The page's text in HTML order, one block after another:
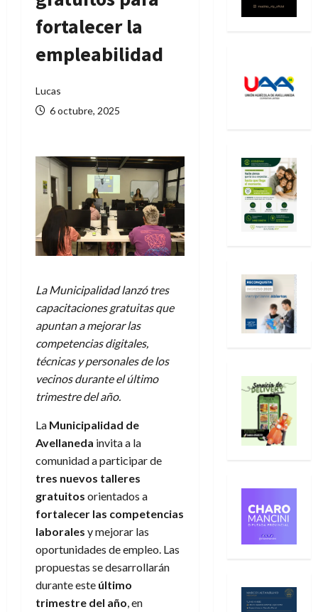
fortalecer la
empleabilidad
Lucas
6 octubre, 2025
La Municipalidad lanzó tres
capacitaciones gratuitas que
apuntan a mejorar las
competencias digitales,
técnicas y personales de los
vecinos durante el último
trimestre del año.
La Municipalidad de
Avellaneda invita a la
comunidad a participar de
tres nuevos talleres
gratuitos orientados a
fortalecer las competencias
laborales y mejorar las
oportunidades de empleo. Las
propuestas se desarrollarán
durante este último
trimestre del año , en